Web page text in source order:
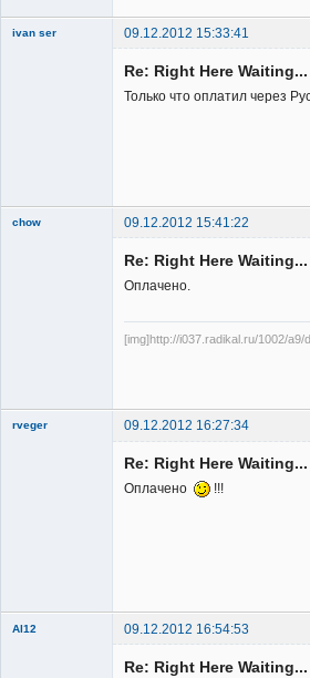
ivan ser
09.12.2012 15:33:41
Re: Right Here
Только что оплатил через
chow 09.12.2012 15:41:22
Re: Right Here
Оплачено.
[img]http://i037.radikal.ru/1002/a9/
rveger 09.12.2012 16:27:34
Re: Right Here
Оплачено !!!
Al12
09.12.2012 16:54:53
Re: Right Here